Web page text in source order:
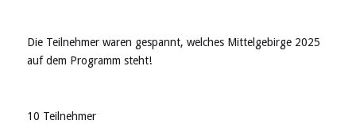
Die Teilnehmer waren gespannt, welches Mittelgebirge 2025
auf dem Programm steht!
10 Teilnehmer